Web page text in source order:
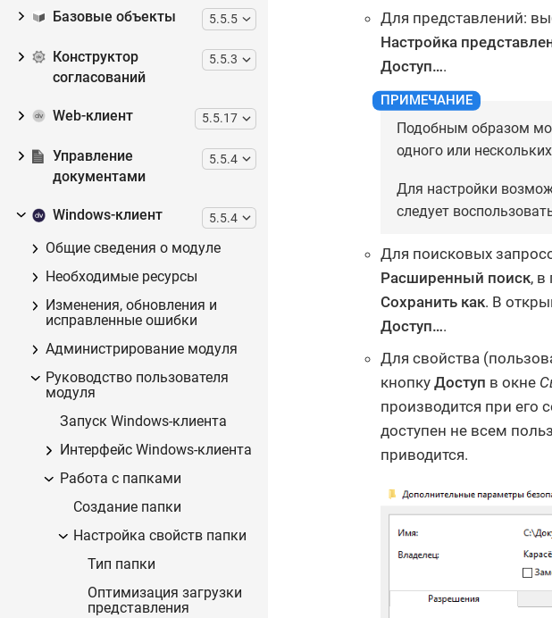
Базовые объекты 5.5.5
Конструктор
согласований
5.5.3
Web-клиент 5.5.17
Управление
документами
5.5.4
Windows-клиент 5.5.4
Общие сведения о модуле
Необходимые ресурсы
Изменения, обновления и
исправленные ошибки
Администрирование модуля
Руководство пользователя
модуля
Запуск Windows-клиента
Интерфейс Windows-клиента
Работа с папками
Создание папки
Настройка свойств папки
Тип папки
Оптимизация загрузки
представления
Для представлений:
Настройка
Доступ…​.
Подобным образом
одного или
Для настройки
следует
Для поисковых
Расширенный поиск, в
Сохранить как. В
Доступ…​.
Для свойства
кнопку Доступ в окне
производится при его
доступен не всем
приводится.